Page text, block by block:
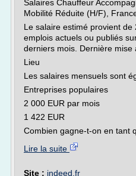
Salaires Chauffeur
Mobilité Réduite (H/F),
Le salaire estimé provient
emplois actuels ou publiés
derniers mois. Dernière mise
Lieu
Les salaires mensuels sont
Entreprises populaires
2 000 EUR par mois
1 422 EUR
Combien gagne-t-on en tant
Lire la suite
Site : indeed.fr